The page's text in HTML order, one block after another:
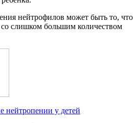
нейтрофилов может быть то, что
со слишком большим количеством
нейтропении у детей